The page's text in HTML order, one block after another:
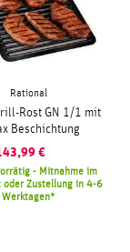
Rational
Rost GN 1/1 mit
Beschichtung
€
- Mitnahme im
oder Zustellung in 4-6
Werktagen